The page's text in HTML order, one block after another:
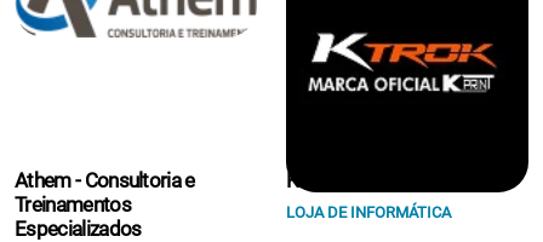
Athem - Consultoria e
Treinamentos
Especializados
K Print Suprimentos Eireli.
LOJA DE INFORMÁTICA